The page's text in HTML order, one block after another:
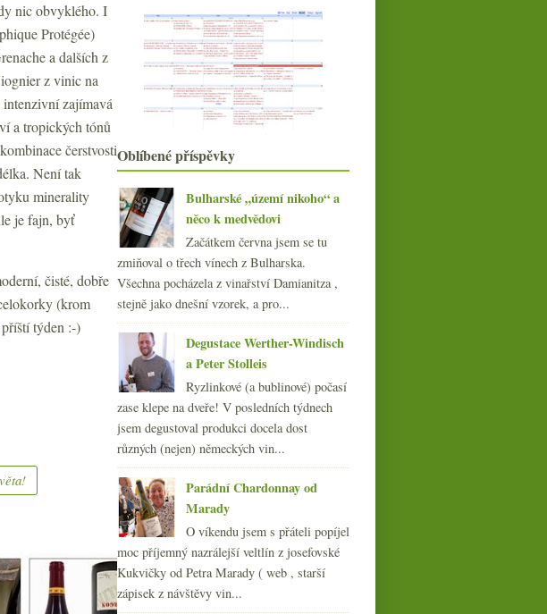
nic obvyklého. I
Protégée)
a dalších z
z vinic na
zajímavá
a tropických tónů
čerstvosti
Není tak
minerality
je fajn, byť
čisté, dobře
(krom
týden :-)
Nádherné bubliny z vinařství
Vilmart
Davinus, négociant a rulandské bílé
CO2, sbírka šmejdů a vinařské
útoky
Krásné poctivé italské červené
Campo Caturesi
►října(23)
►září(22)
►srpna(21)
► července(23)
►června(21)
►května(20)
►dubna(21)
►března(21)
►února(20)
►ledna (22)
►2013(249)
►2012(254)
►2011(252)
►2010(249)
►2009(249)
►2008(270)
►2007(108)
Oblíbené příspěvky
Bulharské „území nikoho“ a
něco k medvědovi
Začátkem června jsem se tu
zmiňoval o třech vínech z Bulharska.
Všechna pocházela z vinařství Damianitza ,
stejně jako dnešní vzorek, a pro...
Degustace Werther-Windisch
a Peter Stolleis
Ryzlinkové (a bublinové) počasí
zase klepe na dveře! V posledních týdnech
jsem degustoval produkci docela dost
různých (nejen) německých vin...
Parádní Chardonnay od
Marady
O víkendu jsem s přáteli popíjel
moc příjemný nazrálejší veltlín z josefovské
Kukvičky od Petra Marady ( web , starší
zápisek z návštěvy vin...